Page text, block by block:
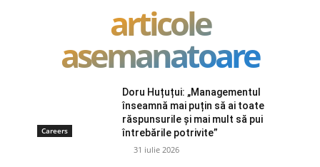
articole
asemanatoare
Careers
Doru Huțuțui: „Managementul
înseamnă mai puțin să ai toate
răspunsurile și mai mult să pui
întrebările potrivite”
31 iulie 2026